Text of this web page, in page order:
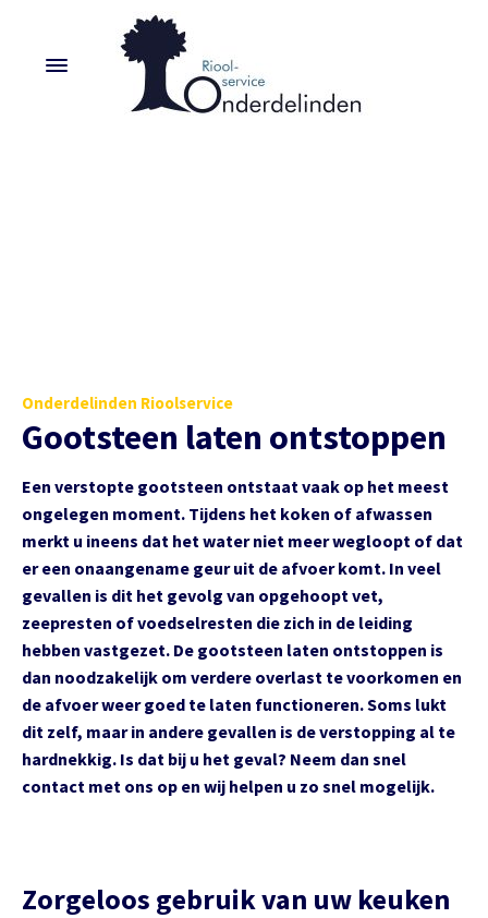
Onderdelinden Rioolservice
Gootsteen laten ontstoppen
Een verstopte gootsteen ontstaat vaak op het meest
ongelegen moment. Tijdens het koken of afwassen
merkt u ineens dat het water niet meer wegloopt of dat
er een onaangename geur uit de afvoer komt. In veel
gevallen is dit het gevolg van opgehoopt vet,
zeepresten of voedselresten die zich in de leiding
hebben vastgezet. De gootsteen laten ontstoppen is
dan noodzakelijk om verdere overlast te voorkomen en
de afvoer weer goed te laten functioneren. Soms lukt
dit zelf, maar in andere gevallen is de verstopping al te
hardnekkig. Is dat bij u het geval? Neem dan snel
contact met ons op en wij helpen u zo snel mogelijk.
Zorgeloos gebruik van uw keuken